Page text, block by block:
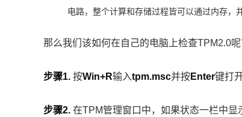
电路，整个计算和存储过程皆可以通过内存，
那么我们该如何在自己的电脑上检查TPM2.0呢
步骤1. 按Win+R输入tpm.msc并按Enter键打
步骤2. 在TPM管理窗口中，如果状态一栏中显